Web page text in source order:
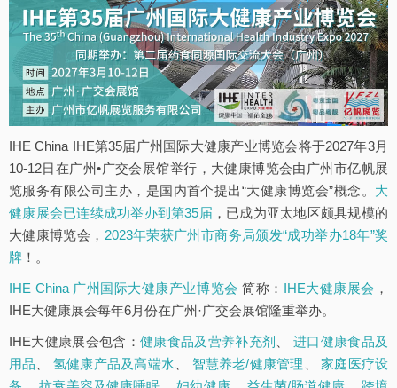
IHE China IHE第35届广州国际大健康产业博览会将于2027年3月
10-12日在广州•广交会展馆举行，大健康博览会由广州市亿帆展
览服务有限公司主办，是国内首个提出“大健康博览会”概念。 大
健康展会已连续成功举办到第35届 ，已成为亚太地区颇具规模的
大健康博览会， 2023年荣获广州市商务局颁发“成功举办18年”奖
牌 ！。
IHE China 广州国际大健康产业博览会 简称： IHE大健康展会 ，
IHE大健康展会每年6月份在广州·广交会展馆隆重举办。
IHE大健康展会包含： 健康食品及营养补充剂 、进口健康食品及
用品
氢健康产品及高端水 智慧养老/健康管理 、家庭医疗设